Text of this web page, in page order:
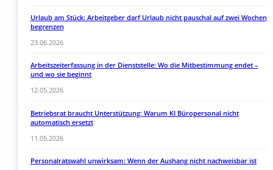
Urlaub am Stück: Arbeitgeber darf Urlaub nicht pauschal auf zwei Wochen
begrenzen
23.06.2026
Arbeitszeiterfassung in der Dienststelle: Wo die Mitbestimmung endet –
und wo sie beginnt
12.05.2026
Betriebsrat braucht Unterstützung: Warum KI Büropersonal nicht
automatisch ersetzt
11.05.2026
Personalratswahl unwirksam: Wenn der Aushang nicht nachweisbar ist